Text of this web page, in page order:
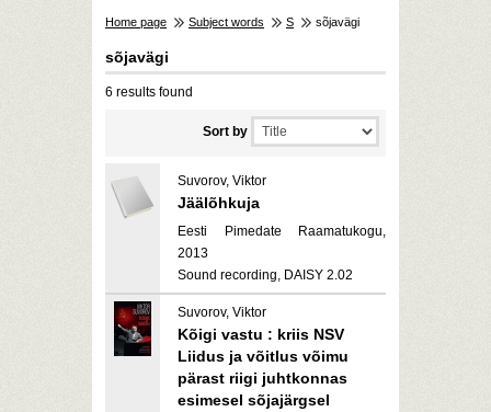
Home page Subject words S sõjavägi
sõjavägi
6 results found
Sort by
Suvorov, Viktor
Jäälõhkuja
Eesti Pimedate Raamatukogu,
2013
Sound recording, DAISY 2.02
Suvorov, Viktor
Kõigi vastu : kriis NSV
Liidus ja võitlus võimu
pärast riigi juhtkonnas
esimesel sõjajärgsel